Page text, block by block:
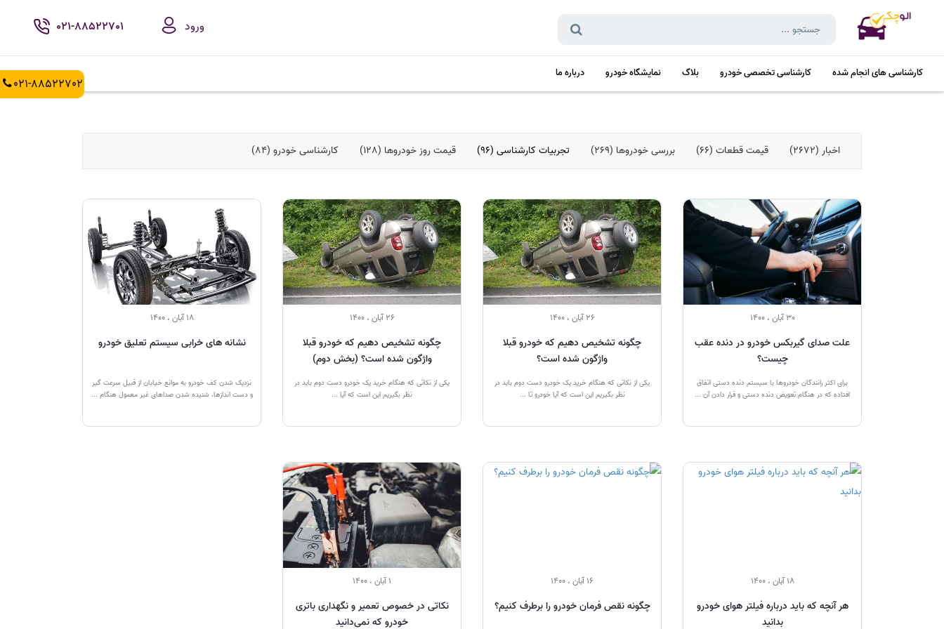
ورود 021-88522701
کارشناسی های انجام شده کارشناسی تخصصی خودرو بلاگ نمایشگاه خودرو درباره ما
021-88522702
اخبار (2672) قیمت قطعات (66) بررسی خودروها (269) تجربیات کارشناسی (96) قیمت روز خودروها (128) کارشناسی خودرو (84)
30 آبان ، 1400
علت صدای گیربکس خودرو در دنده عقب
چیست؟
برای اکثر رانندگان خودروها با سیستم دنده دستی اتفاق
افتاده که در هنگام تعویض دنده دستی و قرار دادن آن ...
26 آبان ، 1400
چگونه تشخیص دهیم که خودرو قبلا
واژگون شده است؟
یکی از نکاتی که هنگام خرید یک خودرو دست دوم باید در
نظر بگیریم این است که آیا خودرو تا ...
26 آبان ، 1400
چگونه تشخیص دهیم که خودرو قبلا
واژگون شده است؟ (بخش دوم)
یکی از نکاتی که هنگام خرید یک خودرو دست دوم باید در
نظر بگیریم این است که آیا ...
18 آبان ، 1400
نشانه های خرابی سیستم تعلیق خودرو
نزدیک شدن کف خودرو به موانع خیابان از قبیل سرعت گیر
و دست اندازها، شنیده شدن صداهای غیر معمول هنگام ...
18 آبان ، 1400
هر آنچه که باید درباره فیلتر هوای خودرو
بدانید
16 آبان ، 1400
چگونه نقص فرمان خودرو را برطرف کنیم؟
1 آبان ، 1400
نکاتی در خصوص تعمیر و نگهداری باتری
خودرو که نمی‌دانید